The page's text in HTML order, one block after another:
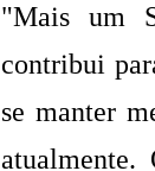
"Mais um
contribui
se manter
atualmente.